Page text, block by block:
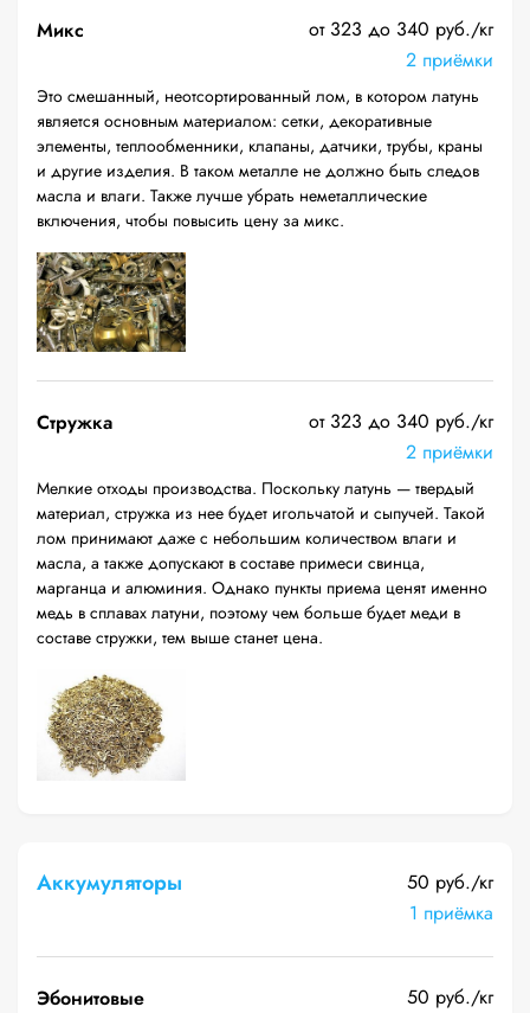
Микс
от 323 до 340 руб./кг
2 приёмки
Это смешанный, неотсортированный лом, в котором латунь
является основным материалом: сетки, декоративные
элементы, теплообменники, клапаны, датчики, трубы, краны
и другие изделия. В таком металле не должно быть следов
масла и влаги. Также лучше убрать неметаллические
включения, чтобы повысить цену за микс.
Стружка
от 323 до 340 руб./кг
2 приёмки
Мелкие отходы производства. Поскольку латунь — твердый
материал, стружка из нее будет игольчатой и сыпучей. Такой
лом принимают даже с небольшим количеством влаги и
масла, а также допускают в составе примеси свинца,
марганца и алюминия. Однако пункты приема ценят именно
медь в сплавах латуни, поэтому чем больше будет меди в
составе стружки, тем выше станет цена.
Аккумуляторы
50 руб./кг
1 приёмка
Эбонитовые
50 руб./кг